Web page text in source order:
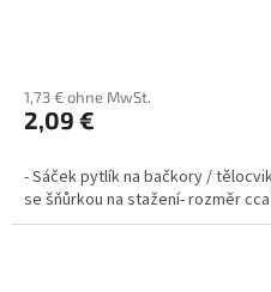
1,73 € ohne MwSt.
2,09 €
- Sáček pytlík na bačkory /
se šňůrkou na stažení- rozměr